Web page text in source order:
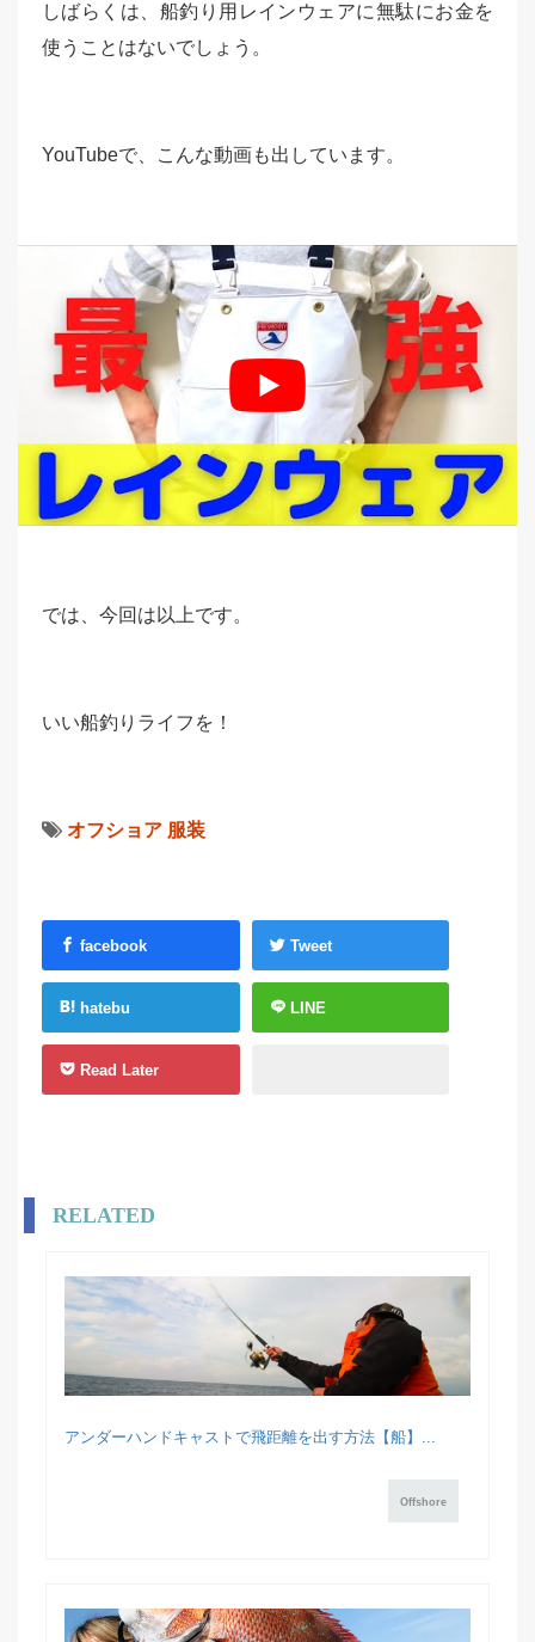
しばらくは、船釣り用レインウェアに無駄にお金を
使うことはないでしょう。
YouTubeで、こんな動画も出しています。
では、今回は以上です。
いい船釣りライフを！
オフショア 服装
facebook Tweet
hatebu LINE
Read Later
RELATED
アンダーハンドキャストで飛距離を出す方法【船】...
Offshore